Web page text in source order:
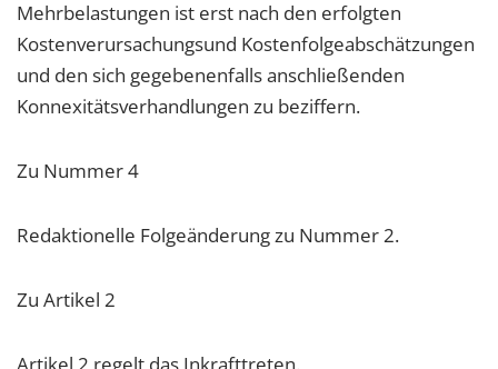
Mehrbelastungen ist erst nach den erfolgten
Kostenverursachungsund Kostenfolgeabschätzungen
und den sich gegebenenfalls anschließenden
Konnexitätsverhandlungen zu beziffern.
Zu Nummer 4
Redaktionelle Folgeänderung zu Nummer 2.
Zu Artikel 2